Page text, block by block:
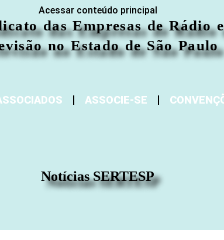
Acessar conteúdo principal
das Empresas de Rádio e
no Estado de São Paulo
ASSOCIE-SE
Notícias SERTESP